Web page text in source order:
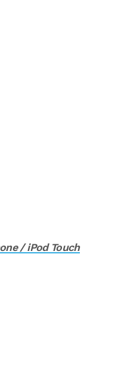
/ iPod Touch